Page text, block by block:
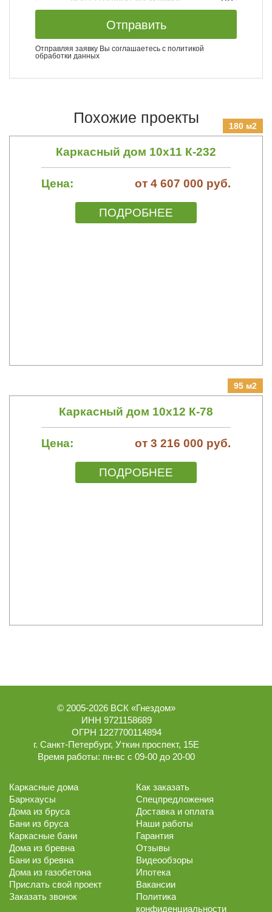
Отправить
Отправляя заявку Вы соглашаетесь с политикой
обработки данных
Похожие проекты 180 м2
Каркасный дом 10х11 К-232
Цена: от 4 607 000 руб.
ПОДРОБНЕЕ
95 м2
Каркасный дом 10х12 К-78
Цена: от 3 216 000 руб.
ПОДРОБНЕЕ
© 2005-2026 ВСК «Гнездом»
ИНН 9721158689
ОГРН 1227700114894
г. Санкт-Петербург, Уткин проспект, 15Е
Время работы: пн-вс с 09-00 до 20-00
Каркасные дома
Барнхаусы
Дома из бруса
Бани из бруса
Каркасные бани
Дома из бревна
Бани из бревна
Дома из газобетона
Прислать свой проект
Заказать звонок
Как заказать
Спецпредложения
Доставка и оплата
Наши работы
Гарантия
Отзывы
Видеообзоры
Ипотека
Вакансии
Политика
конфиденциальности